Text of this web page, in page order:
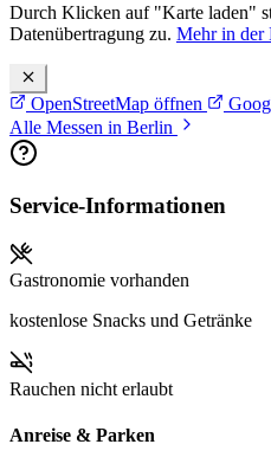
Durch Klicken auf "Karte laden"
Datenübertragung zu. Mehr in der
OpenStreetMap öffnen
Alle Messen in Berlin
Service-Informationen
Gastronomie vorhanden
kostenlose Snacks und Getränke
Rauchen nicht erlaubt
Anreise & Parken